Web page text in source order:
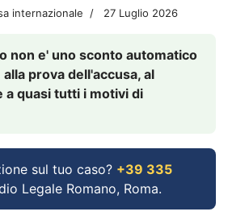
internazionale 27 Luglio 2026
non e' uno sconto automatico
prova dell'accusa, al
quasi tutti i motivi di
sul tuo caso? +39 335
Legale Romano, Roma.